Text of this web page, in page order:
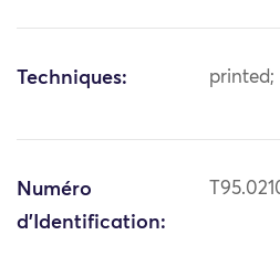
Techniques: printed;
Numéro
d'Identification: